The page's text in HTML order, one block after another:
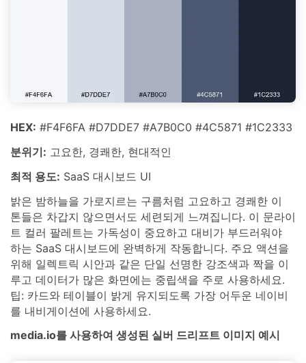
HEX: #F4F6FA #D7DDE7 #A7B0C0 #4C5871 #1C2333
분위기: 고요한, 경쾌한, 현대적인
최적 용도: SaaS 대시보드 UI
밝은 밤하늘을 가로지르는 구름처럼 고요하고 경쾌한 이
톤들은 차갑지 않으면서도 세련되게 느껴집니다. 이 문라이
트 컬러 팔레트는 가독성이 중요하고 대비가 부드러워야
하는 SaaS 대시보드에 완벽하게 작동합니다. 주요 액션을
위해 일렉트릭 시안과 같은 단일 선명한 강조색과 짝을 이
루고 데이터가 많은 화면에는 중립색을 주로 사용하세요.
팁: 카드와 테이블이 밝게 유지되도록 가장 어두운 네이비
를 내비게이션에 사용하세요.
media.io를 사용하여 생성된 실버 드리프트 이미지 예시